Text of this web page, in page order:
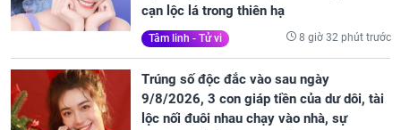
cạn lộc lá trong thiên hạ
Tâm linh - Tử vi 8 giờ 32 phút trước
Trúng số độc đắc vào sau ngày
9/8/2026, 3 con giáp tiền của dư dôi, tài
lộc nối đuôi nhau chạy vào nhà, sự